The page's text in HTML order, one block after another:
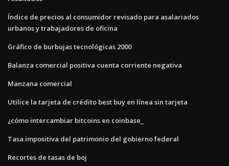
Índice de precios al consumidor revisado para asalariados
urbanos y trabajadores de oficina
Gráfico de burbujas tecnológicas 2000
Balanza comercial positiva cuenta corriente negativa
Manzana comercial
Utilice la tarjeta de crédito best buy en línea sin tarjeta
¿cómo intercambiar bitcoins en coinbase_
Tasa impositiva del patrimonio del gobierno federal
Recortes de tasas de boj